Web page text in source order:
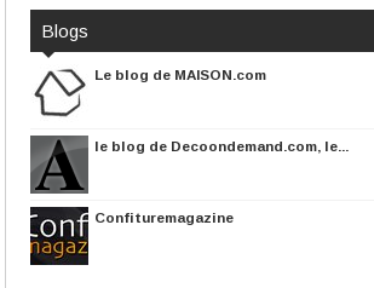
Blogs
Le blog de MAISON.com
le blog de Decoondemand.com, le...
Confituremagazine